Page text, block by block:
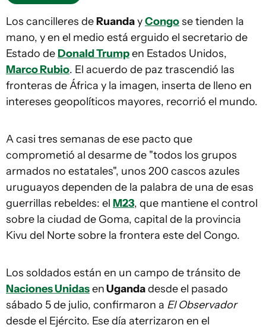
Los cancilleres deRuandayCongose tienden la
mano, y en el medio está erguido el secretario de
Estado deDonald Trumpen Estados Unidos,
Marco Rubio. El acuerdo de paz trascendió las
fronteras de África y la imagen, inserta de lleno en
intereses geopolíticos mayores, recorrió el mundo.
A casi tres semanas de ese pacto que
comprometió al desarme de "todos los grupos
armados no estatales", unos 200 cascos azules
uruguayos dependen de la palabra de una de esas
guerrillas rebeldes: el M23, que mantiene el control
sobre la ciudad de Goma, capital de la provincia
Kivu del Norte sobre la frontera este del Congo.
Los soldados están en un campo de tránsito de
Naciones UnidasenUgandadesde el pasado
sábado 5 de julio, confirmaron a El Observador
desde el Ejército. Ese día aterrizaron en el